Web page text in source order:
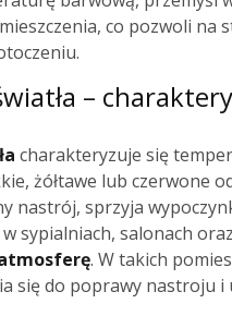
co pozwoli na
–
charakteryzuje się
żółtawe lub czerwone
nastrój, sprzyja
w sypialniach, salonach
. W takich
się do poprawy nastroju i